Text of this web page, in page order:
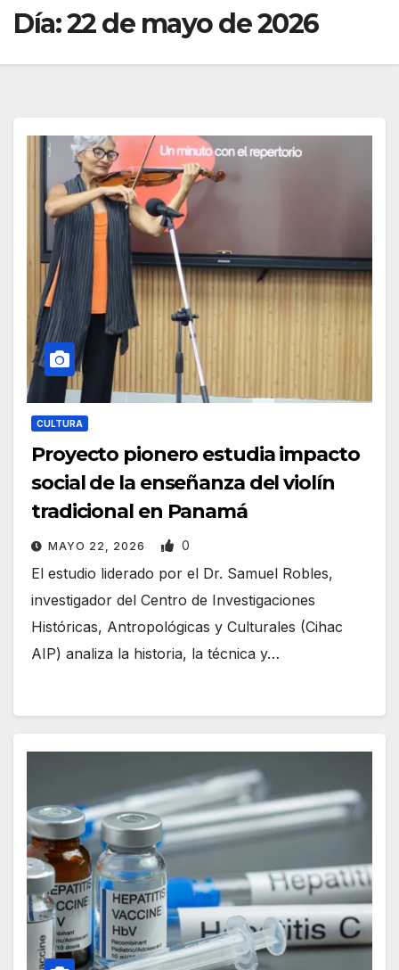
Día:22 de mayo de 2026
CULTURA
Proyecto pionero estudia impacto
social de la enseñanza del violín
tradicional en Panamá
MAYO 22, 2026 0
El estudio liderado por el Dr. Samuel Robles,
investigador del Centro de Investigaciones
Históricas, Antropológicas y Culturales (Cihac
AIP) analiza la historia, la técnica y…